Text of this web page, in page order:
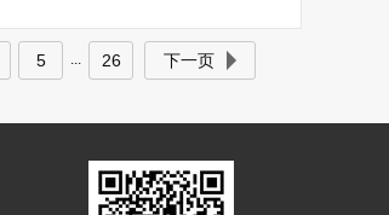
5 ... 26 下一页